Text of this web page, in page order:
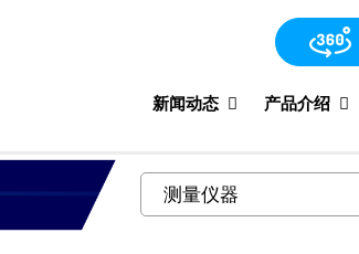
新闻动态 产品介绍